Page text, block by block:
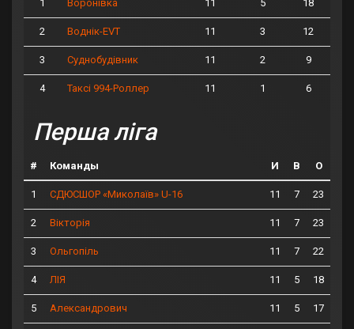
1 Воронівка 11 5 18
2 Воднік-EVT 11 3 12
3 Суднобудівник 11 2 9
4 Таксі 994-Роллер 11 1 6
Перша ліга
# Команды И В О
1 СДЮСШОР «Миколаїв» U-16 11 7 23
2 Вікторія 11 7 23
3 Ольгопіль 11 7 22
4 ЛІЯ 11 5 18
5 Александрович 11 5 17